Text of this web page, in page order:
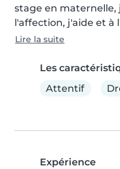
stage en maternelle,
l'affection, j'aide et à
Lire la suite
Les
Attentif
Expérience